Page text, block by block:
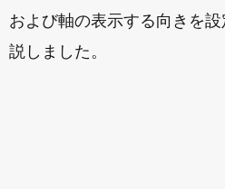
および軸の表示する向きを
説しました。